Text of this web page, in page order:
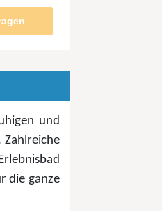
und
Zahlreiche
die ganze